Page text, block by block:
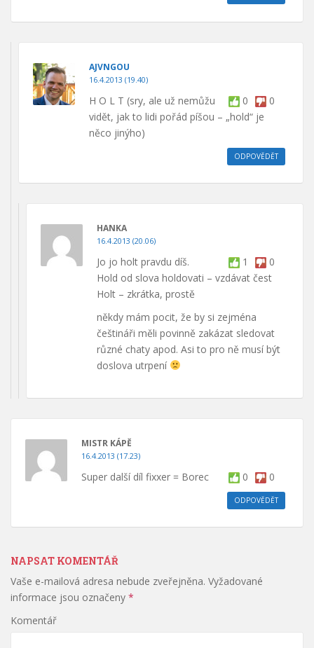
AJVNGOU
16.4.2013 (19.40)
0 0
H O L T (sry, ale už nemůžu
vidět, jak to lidi pořád píšou – „hold“ je
něco jinýho)
ODPOVĚDĚT
HANKA
16.4.2013 (20.06)
1 0
Jo jo holt pravdu díš.
Hold od slova holdovati – vzdávat čest
Holt – zkrátka, prostě
někdy mám pocit, že by si zejména
češtináři měli povinně zakázat sledovat
různé chaty apod. Asi to pro ně musí být
doslova utrpení
MISTR KÁPĚ
16.4.2013 (17.23)
0 0
Super další díl fixxer = Borec
ODPOVĚDĚT
NAPSAT KOMENTÁŘ
Vaše e-mailová adresa nebude zveřejněna. Vyžadované
informace jsou označeny *
Komentář